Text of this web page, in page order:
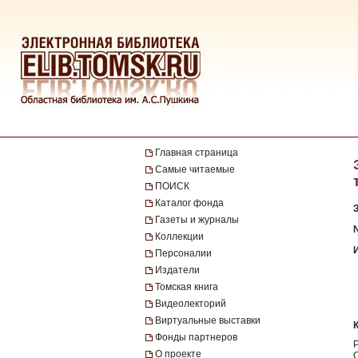
Главная страница
Самые читаемые
ПОИСК
Каталог фонда
Газеты и журналы
Коллекции
Персоналии
Издатели
Томская книга
Видеолекторий
Виртуальные выставки
Фонды партнеров
О проекте